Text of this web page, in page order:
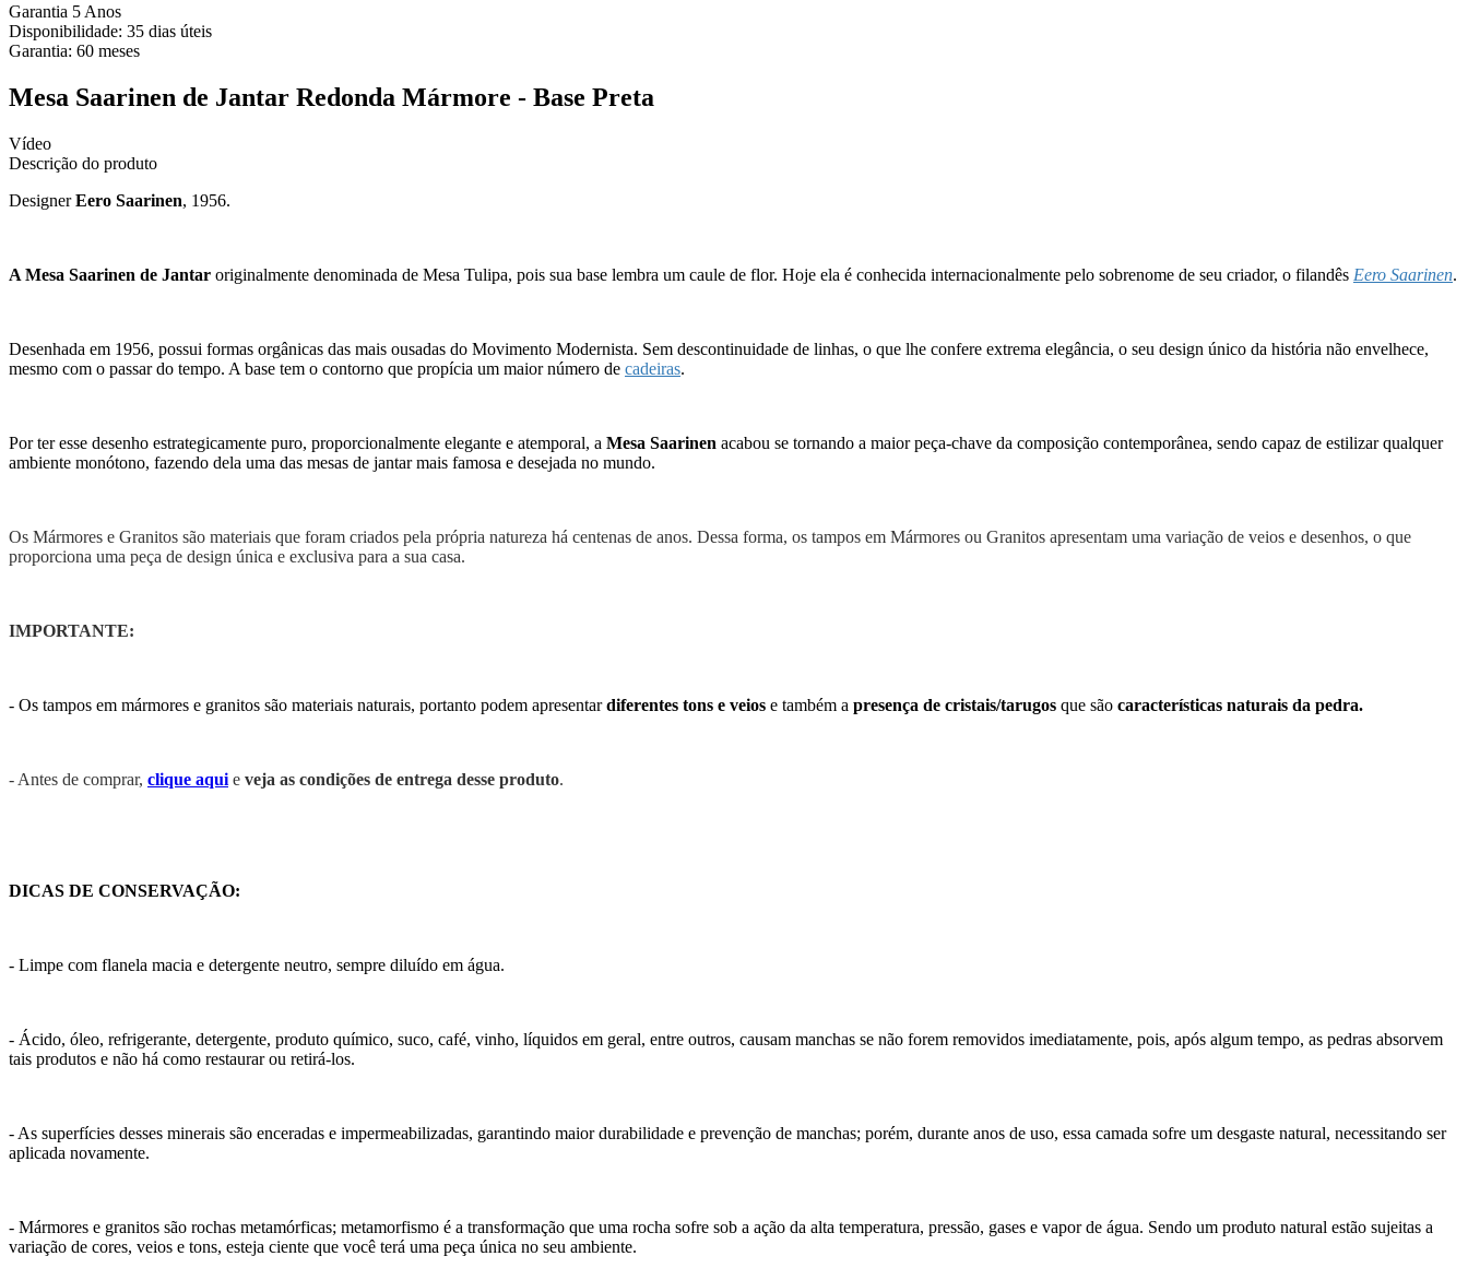
Garantia 5 Anos
Disponibilidade: 35 dias úteis
Garantia: 60 meses
Mesa Saarinen de Jantar Redonda Mármore - Base Preta
Vídeo
Descrição do produto
DesignerEero Saarinen, 1956.
A Mesa Saarinen de Jantar originalmente denominada de Mesa Tulipa, pois sua base lembra um caule de flor. Hoje ela é conhecida internacionalmente pelo sobrenome de seu criador, o filandês Eero Saarinen.
Desenhada em 1956, possui formas orgânicas das mais ousadas do Movimento Modernista. Sem descontinuidade de linhas, o que lhe confere extrema elegância, o seu design único da história não envelhece,
mesmo com o passar do tempo. A base tem o contorno que propícia um maior número de cadeiras.
Por ter esse desenho estrategicamente puro, proporcionalmente elegante e atemporal, a Mesa Saarinen acabou se tornando a maior peça-chave da composição contemporânea, sendo capaz de estilizar qualquer
ambiente monótono, fazendo dela uma das mesas de jantar mais famosa e desejada no mundo.
Os Mármores e Granitos são materiais que foram criados pela própria natureza há centenas de anos. Dessa forma, os tampos em Mármores ou Granitos apresentam uma variação de veios e desenhos, o que
proporciona uma peça de design única e exclusiva para a sua casa.
IMPORTANTE:
- Os tampos em mármores e granitos são materiais naturais, portanto podem apresentardiferentes tons e veios e também a presença de cristais/tarugos que são características naturais da pedra.
- Antes de comprar, clique aqui e veja as condições de entrega desse produto.
DICAS DE CONSERVAÇÃO:
- Limpe com flanela macia e detergente neutro, sempre diluído em água.
- Ácido, óleo, refrigerante, detergente, produto químico, suco, café, vinho, líquidos em geral, entre outros, causam manchas se não forem removidos imediatamente, pois, após algum tempo, as pedras absorvem
tais produtos e não há como restaurar ou retirá-los.
- As superfícies desses minerais são enceradas e impermeabilizadas, garantindo maior durabilidade e prevenção de manchas; porém, durante anos de uso, essa camada sofre um desgaste natural, necessitando ser
aplicada novamente.
- Mármores e granitos são rochas metamórficas; metamorfismo é a transformação que uma rocha sofre sob a ação da alta temperatura, pressão, gases e vapor de água. Sendo um produto natural estão sujeitas a
variação de cores, veios e tons, esteja ciente que você terá uma peça única no seu ambiente.